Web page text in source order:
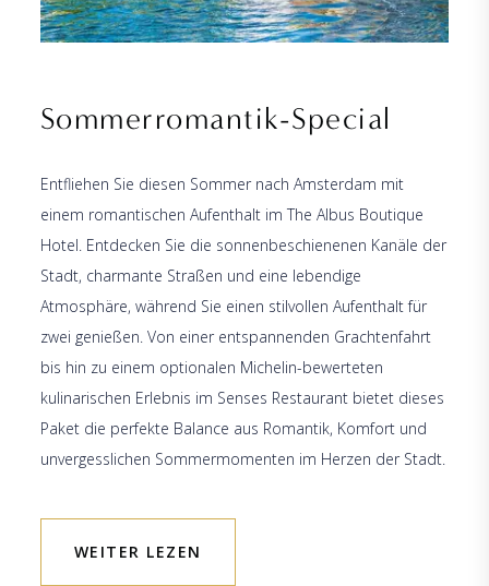
Sommerromantik-Special
Entfliehen Sie diesen Sommer nach Amsterdam mit
einem romantischen Aufenthalt im The Albus Boutique
Hotel. Entdecken Sie die sonnenbeschienenen Kanäle der
Stadt, charmante Straßen und eine lebendige
Atmosphäre, während Sie einen stilvollen Aufenthalt für
zwei genießen. Von einer entspannenden Grachtenfahrt
bis hin zu einem optionalen Michelin-bewerteten
kulinarischen Erlebnis im Senses Restaurant bietet dieses
Paket die perfekte Balance aus Romantik, Komfort und
unvergesslichen Sommermomenten im Herzen der Stadt.
WEITER LEZEN